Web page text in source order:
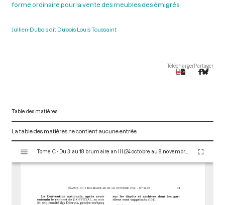
forme ordinaire pour la vente des meubles des émigrés
Jullien-Dubois dit Dubois Louis Toussaint
TéléchargerPartager
Table des matières
La table des matières ne contient aucune entrée.
s